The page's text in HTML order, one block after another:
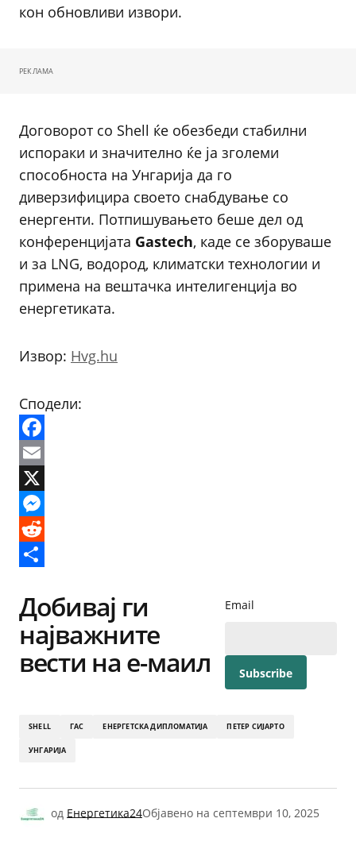
кон обновливи извори.
РЕКЛАМА
Договорот со Shell ќе обезбеди стабилни
испораки и значително ќе ја зголеми
способноста на Унгарија да го
диверзифицира своето снабдување со
енергенти. Потпишувањето беше дел од
конференцијата Gastech, каде се зборуваше
и за LNG, водород, климатски технологии и
примена на вештачка интелигенција во
енергетиката.
Извор: Hvg.hu
Сподели:
Facebook
Email
X
Messenger
Reddit
Добивај ги
најважните
вести на е-маил
Email
SHELL ГАС ЕНЕРГЕТСКА ДИПЛОМАТИЈА ПЕТЕР СИЈАРТО
УНГАРИЈА
од Енергетика24Објавено на септември 10, 2025